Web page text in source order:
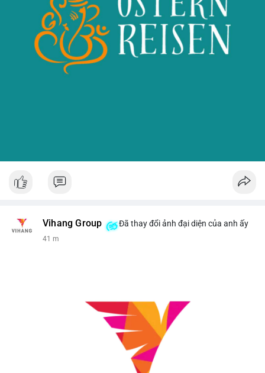
Vihang Group Đã thay đổi ảnh đại diện của anh ấy
41 m